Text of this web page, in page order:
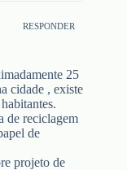
RESPONDER
25
cidade , existe
de reciclagem
de
projeto de